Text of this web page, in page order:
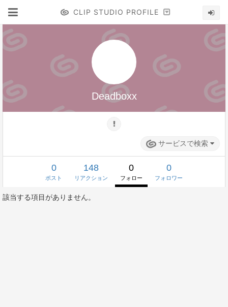
CLIP STUDIO PROFILE
Deadboxx
サービスで検索
0
ポスト
148
リアクション
0
フォロー
0
フォロワー
該当する項目がありません。